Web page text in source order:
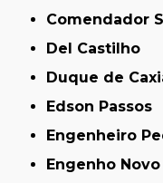
Comendador
Del Castilho
Duque de
Edson Passos
Engenheiro
Engenho Novo